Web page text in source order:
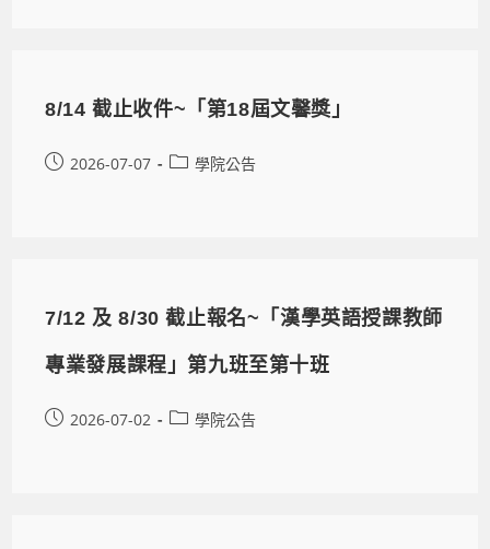
8/14 截止收件~「第18屆文馨獎」
2026-07-07 學院公告
7/12 及 8/30 截止報名~「漢學英語授課教師
專業發展課程」第九班至第十班
2026-07-02 學院公告